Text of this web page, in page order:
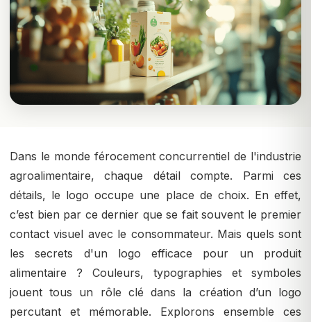
Dans le monde férocement concurrentiel de l'industrie
agroalimentaire, chaque détail compte. Parmi ces
détails, le logo occupe une place de choix. En effet,
c’est bien par ce dernier que se fait souvent le premier
contact visuel avec le consommateur. Mais quels sont
les secrets d'un logo efficace pour un produit
alimentaire ? Couleurs, typographies et symboles
jouent tous un rôle clé dans la création d’un logo
percutant et mémorable. Explorons ensemble ces